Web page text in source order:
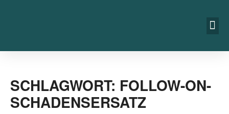
SCHLAGWORT: FOLLOW-ON-
SCHADENSERSATZ